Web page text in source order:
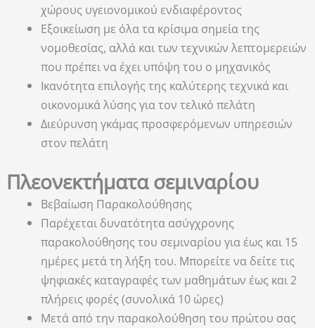
χώρους υγειονομικού ενδιαφέροντος
Εξοικείωση με όλα τα κρίσιμα σημεία της
νομοθεσίας, αλλά και των τεχνικών λεπτομερειών
που πρέπει να έχει υπόψη του ο μηχανικός
Ικανότητα επιλογής της καλύτερης τεχνικά και
οικονομικά λύσης για τον τελικό πελάτη
Διεύρυνση γκάμας προσφερόμενων υπηρεσιών
στον πελάτη
Πλεονεκτήματα σεμιναρίου
Βεβαίωση Παρακολούθησης
Παρέχεται δυνατότητα ασύγχρονης
παρακολούθησης του σεμιναρίου για έως και 15
ημέρες μετά τη λήξη του. Μπορείτε να δείτε τις
ψηφιακές καταγραφές των μαθημάτων έως και 2
πλήρεις φορές (συνολικά 10 ώρες)
Μετά από την παρακολούθηση του πρώτου σας